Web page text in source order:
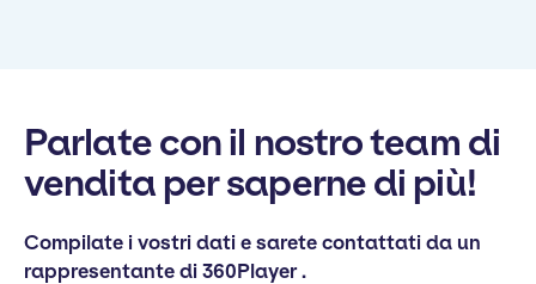
Parlate con il nostro team di
vendita per saperne di più!
Compilate i vostri dati e sarete contattati da un
rappresentante di 360Player .